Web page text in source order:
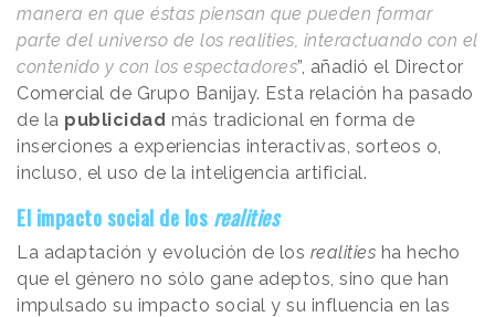
manera en que éstas piensan que pueden formar
parte del universo de los realities, interactuando con el
contenido y con los espectadores”, añadió el Director
Comercial de Grupo Banijay. Esta relación ha pasado
de la publicidad más tradicional en forma de
inserciones a experiencias interactivas, sorteos o,
incluso, el uso de la inteligencia artificial.
El impacto social de los realities
La adaptación y evolución de los realities ha hecho
que el género no sólo gane adeptos, sino que han
impulsado su impacto social y su influencia en las